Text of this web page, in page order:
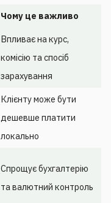
Чому це важливо
Впливає на курс,
комісію та спосіб
зарахування
Клієнту може бути
дешевше платити
локально
Спрощує бухгалтерію
та валютний контроль